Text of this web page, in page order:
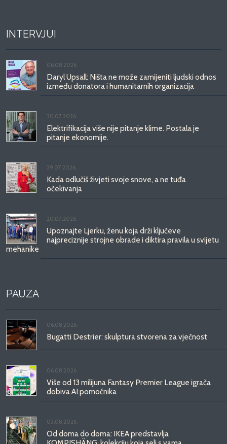
INTERVJUI
06.08.2026.
Daryl Upsall: Ništa ne može zamijeniti ljudski odnos
između donatora i humanitarnih organizacija
30.07.2026.
Elektrifikacija više nije pitanje klime. Postala je
pitanje ekonomije.
29.07.2026.
Kada odlučiš živjeti svoje snove, a ne tuđa
očekivanja
20.07.2026.
Upoznajte Ljerku, ženu koja drži ključeve
najpreciznije strojne obrade i diktira pravila u svijetu
mehanike
PAUZA
06.08.2026.
Bugatti Destrier: skulptura stvorena za vječnost
06.08.2026.
Više od 13 milijuna Fantasy Premier League igrača
dobiva AI pomoćnika
03.08.2026.
Od doma do doma: IKEA predstavlja